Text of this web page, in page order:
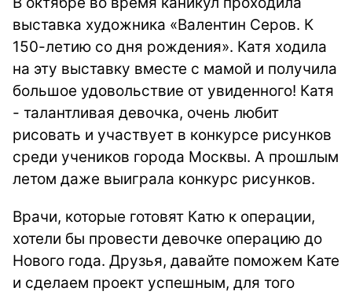
выставка художника «Валентин Серов. К
150-летию со дня рождения». Катя ходила
на эту выставку вместе с мамой и получила
большое удовольствие от увиденного! Катя
- талантливая девочка, очень любит
рисовать и участвует в конкурсе рисунков
среди учеников города Москвы. А прошлым
летом даже выиграла конкурс рисунков.
Врачи, которые готовят Катю к операции,
хотели бы провести девочке операцию до
Нового года. Друзья, давайте поможем Кате
и сделаем проект успешным, для того